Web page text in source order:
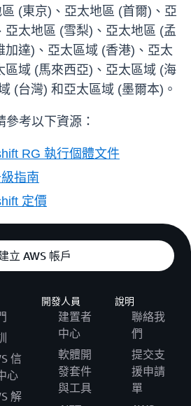
(東京)、亞太地區 (首爾)、亞
亞太地區 (雪梨)、亞太地區 (孟
加達)、亞太區域 (香港)、亞太
區域 (馬來西亞)、亞太區域 (海
(台灣) 和亞太區域 (墨爾本)。
考以下資源：
RG 執行個體文件
指南
定價
立 AWS 帳戶
信
心
解
開發人員
建置者
中心
軟體開
發套件
與工具
說明
聯絡我
們
提交支
援申請
單